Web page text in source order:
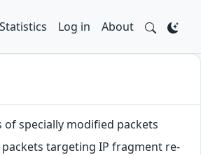
Statistics Log in About
specially modified packets
targeting IP fragment re-